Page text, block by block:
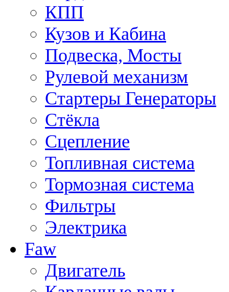
КПП
Кузов и Кабина
Подвеска, Мосты
Рулевой механизм
Стартеры Генераторы
Стёкла
Сцепление
Топливная система
Тормозная система
Фильтры
Электрика
Faw
Двигатель